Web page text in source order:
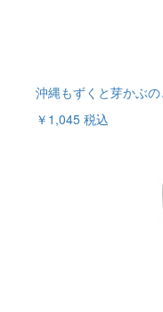
沖縄もずくと芽かぶ
￥1,045 税込